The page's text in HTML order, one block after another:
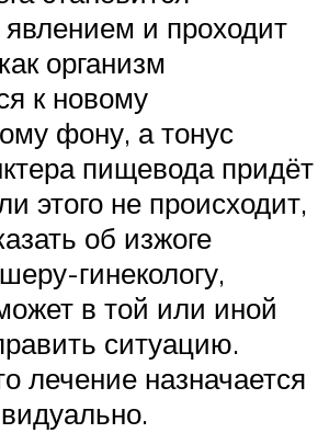
и проходит
организм
к новому
фону, а тонус
пищевода придёт
этого не происходит,
об изжоге
гинекологу,
в той или иной
ситуацию.
лечение назначается